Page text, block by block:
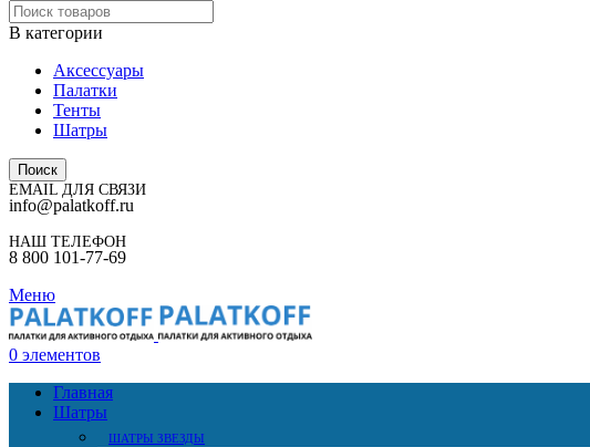
В категории
Аксессуары
Палатки
Тенты
Шатры
Поиск
EMAIL ДЛЯ СВЯЗИ
info@palatkoff.ru
НАШ ТЕЛЕФОН
8 800 101-77-69
Меню
0 элементов
Главная
Шатры
ШАТРЫ ЗВЕЗДЫ